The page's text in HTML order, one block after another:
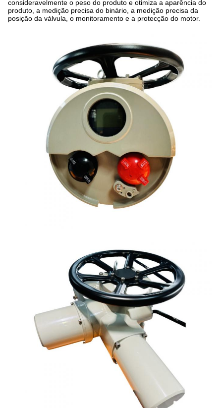
consideravelmente o peso do produto e otimiza a aparência do
produto, a medição precisa do binário, a medição precisa da
posição da válvula, o monitoramento e a protecção do motor.